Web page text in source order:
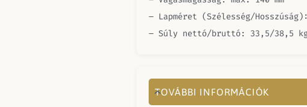
– Lapméret (Szélesség/
– Súly nettó/bruttó: 33,5/38,5
TOVÁBBI INFORMÁCIÓK